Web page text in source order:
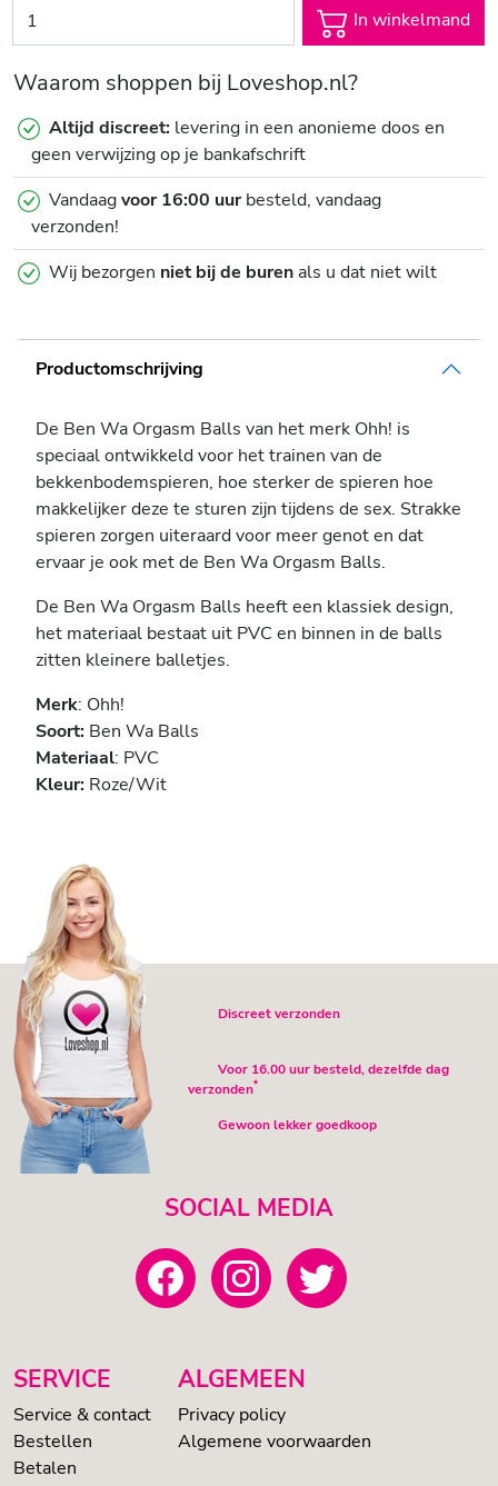
In winkelmand
Waarom shoppen bij Loveshop.nl?
Altijd discreet: levering in een anonieme doos en
geen verwijzing op je bankafschrift
Vandaagvoor 16:00 uurbesteld, vandaag
verzonden!
Wij bezorgen niet bij de burenals u dat niet wilt
Productomschrijving
De Ben Wa Orgasm Balls van het merk Ohh! is
speciaal ontwikkeld voor het trainen van de
bekkenbodemspieren, hoe sterker de spieren hoe
makkelijker deze te sturen zijn tijdens de sex. Strakke
spieren zorgen uiteraard voor meer genot en dat
ervaar je ook met de Ben Wa Orgasm Balls.
De Ben Wa Orgasm Balls heeft een klassiek design,
het materiaal bestaat uit PVC en binnen in de balls
zitten kleinere balletjes.
Merk: Ohh!
Soort: Ben Wa Balls
Materiaal: PVC
Kleur: Roze/Wit
Discreet verzonden
Voor 16.00 uur besteld, dezelfde dag
verzonden*
Gewoon lekker goedkoop
SOCIAL MEDIA
SERVICE
Service & contact
Bestellen
Betalen
ALGEMEEN
Privacy policy
Algemene voorwaarden